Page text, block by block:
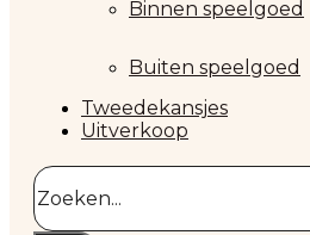
Binnen speelgoed
Buiten speelgoed
Tweedekansjes
Uitverkoop
Zoeken